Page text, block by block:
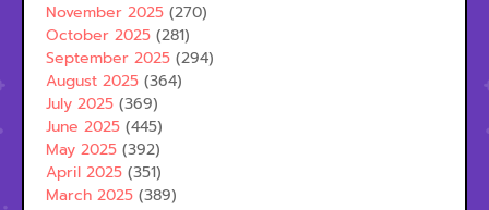
November 2025 (270)
October 2025 (281)
September 2025 (294)
August 2025 (364)
July 2025 (369)
June 2025 (445)
May 2025 (392)
April 2025 (351)
March 2025 (389)